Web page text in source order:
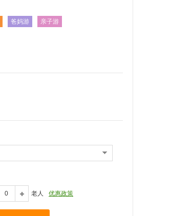
爸妈游 亲子游
老人 优惠政策